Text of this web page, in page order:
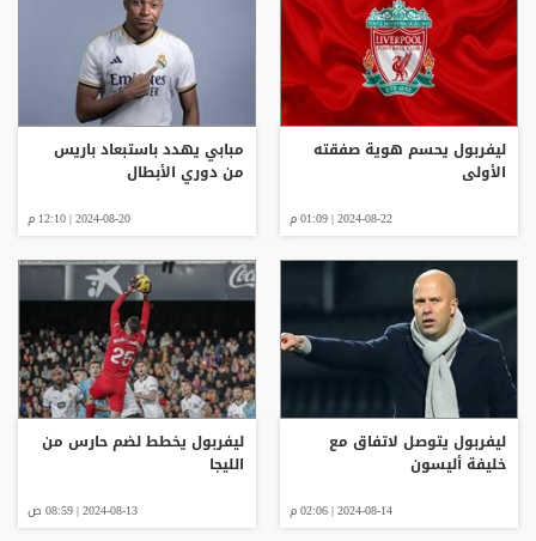
ليفربول يحسم هوية صفقته
الأولى
2024-08-22 | 01:09 م
مبابي يهدد باستبعاد باريس
من دوري الأبطال
2024-08-20 | 12:10 م
ليفربول يتوصل لاتفاق مع
خليفة أليسون
2024-08-14 | 02:06 م
ليفربول يخطط لضم حارس من
الليجا
2024-08-13 | 08:59 ص